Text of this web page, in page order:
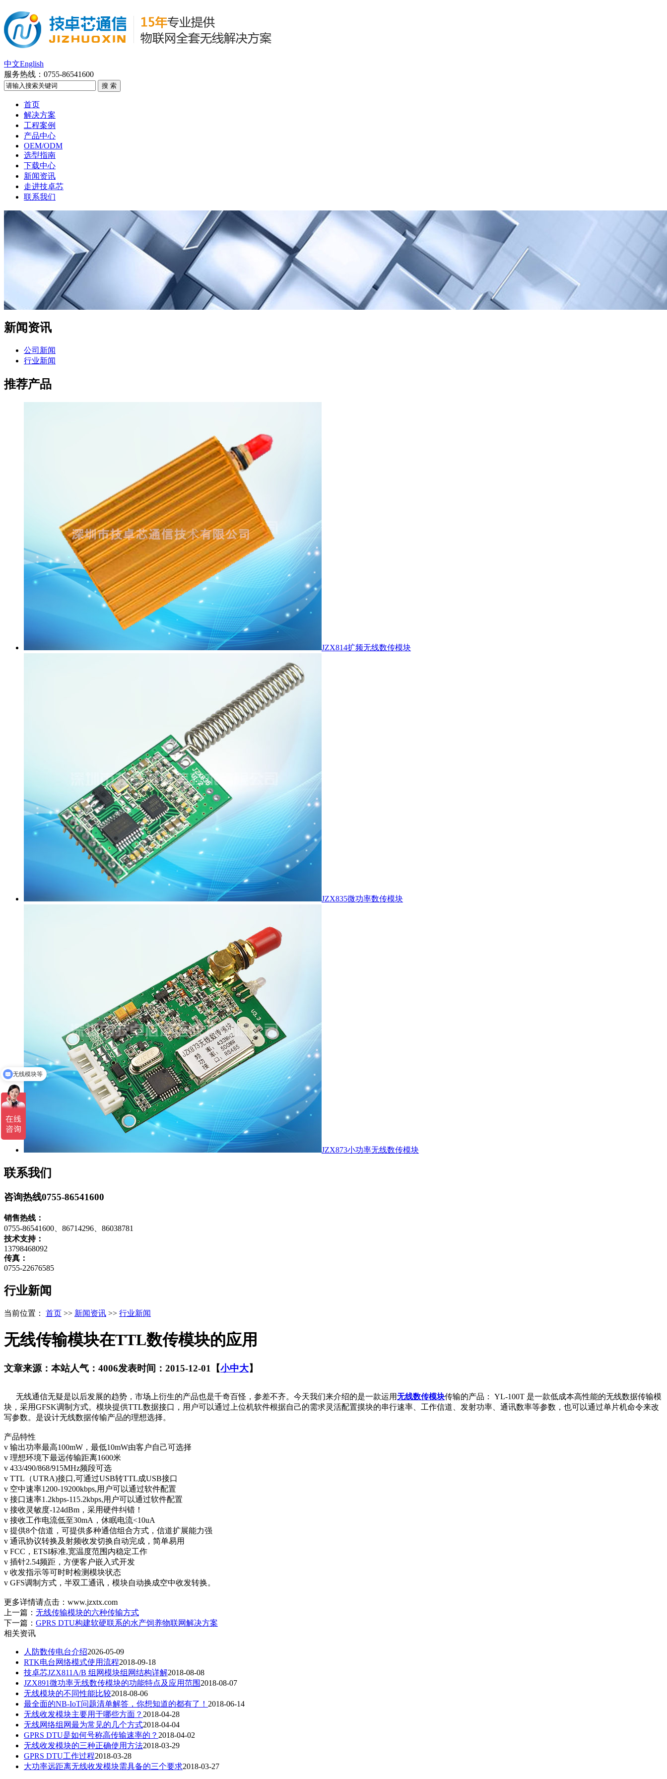
中文English
服务热线： 0755-86541600
首页
解决方案
工程案例
产品中心
OEM/ODM
选型指南
下载中心
新闻资讯
走进技卓芯
联系我们
新闻资讯
公司新闻
行业新闻
推荐产品
JZX814扩频无线数传模块
JZX835微功率数传模块
JZX873小功率无线数传模块
联系我们
咨询热线0755-86541600
销售热线：
0755-86541600、86714296、86038781
技术支持：
13798468092
传真：
0755-22676585
行业新闻
当前位置： 首页 >> 新闻资讯 >> 行业新闻
无线传输模块在TTL数传模块的应用
文章来源：本站人气：4006发表时间：2015-12-01 【小中大】
无线通信无疑是以后发展的趋势，市场上衍生的产品也是千奇百怪，参差不齐。今天我们来介绍的是一款运用无线数传模块传输的产品： YL-100T 是一款低成本高性能的无线数据传输模
块，采用GFSK调制方式。模块提供TTL数据接口，用户可以通过上位机软件根据自己的需求灵活配置摸块的串行速率、工作信道、发射功率、通讯数率等参数，也可以通过单片机命令来改
写参数。是设计无线数据传输产品的理想选择。
产品特性
v 输出功率最高100mW，最低10mW由客户自己可选择
v 理想环境下最远传输距离1600米
v 433/490/868/915MHz频段可选
v TTL（UTRA)接口,可通过USB转TTL成USB接口
v 空中速率1200-19200kbps,用户可以通过软件配置
v 接口速率1.2kbps-115.2kbps,用户可以通过软件配置
v 接收灵敏度-124dBm，采用硬件纠错！
v 接收工作电流低至30mA，休眠电流<10uA
v 提供8个信道，可提供多种通信组合方式，信道扩展能力强
v 通讯协议转换及射频收发切换自动完成，简单易用
v FCC，ETSI标准,宽温度范围内稳定工作
v 插针2.54频距，方便客户嵌入式开发
v 收发指示等可时时检测模块状态
v GFS调制方式，半双工通讯，模块自动换成空中收发转换。
更多详情请点击：www.jzxtx.com
上一篇： 无线传输模块的六种传输方式
下一篇： GPRS DTU构建软硬联系的水产饲养物联网解决方案
相关资讯
人防数传电台介绍2026-05-09
RTK电台网络模式使用流程2018-09-18
技卓芯JZX811A/B 组网模块组网结构详解2018-08-08
JZX891微功率无线数传模块的功能特点及应用范围2018-08-07
无线模块的不同性能比较2018-08-06
最全面的NB-IoT问题清单解答，你想知道的都有了！ 2018-06-14
无线收发模块主要用于哪些方面？ 2018-04-28
无线网络组网最为常见的几个方式2018-04-04
GPRS DTU是如何号称高传输速率的？ 2018-04-02
无线收发模块的三种正确使用方法2018-03-29
GPRS DTU工作过程2018-03-28
大功率远距离无线收发模块需具备的三个要求2018-03-27
lora模块
无线模块等